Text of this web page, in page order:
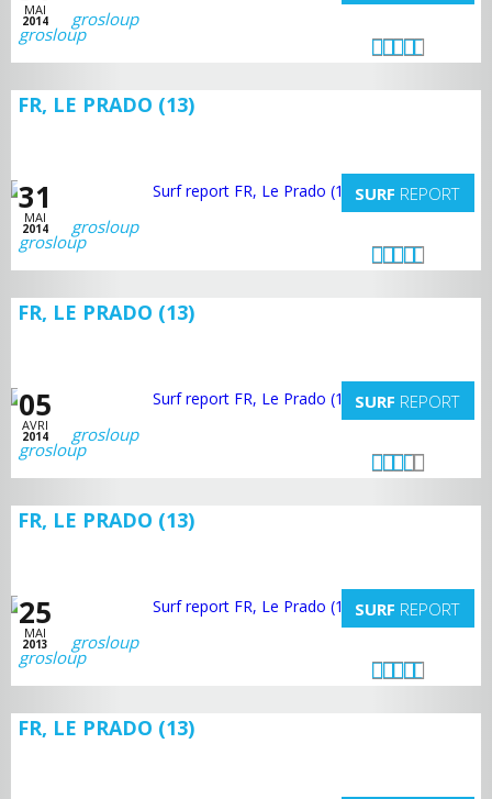
MAI
2014
grosloup
FR, LE PRADO (13)
31
MAI
2014
SURF REPORT
grosloup
FR, LE PRADO (13)
05
AVRI
2014
SURF REPORT
grosloup
FR, LE PRADO (13)
25
MAI
2013
SURF REPORT
grosloup
FR, LE PRADO (13)